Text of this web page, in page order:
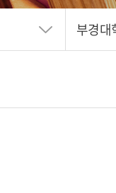
부경대